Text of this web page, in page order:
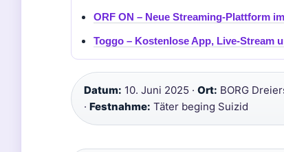
ORF ON – Neue Streaming-Plattform
Toggo – Kostenlose App, Live-Stream
Datum: 10. Juni 2025 · Ort: BORG
· Festnahme: Täter beging Suizid